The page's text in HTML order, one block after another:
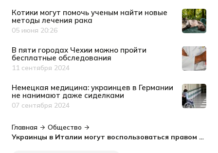
Котики могут помочь ученым найти новые
методы лечения рака
Дата публикации
05 июня 20:26
В пяти городах Чехии можно пройти
бесплатные обследования
Дата публикации
11 сентября 2024
Немецкая медицина: украинцев в Германии
не нанимают даже сиделками
Дата публикации
07 сентября 2024
Главная
Общество
Украинцы в Италии могут воспользоваться правом на ускоренный прием у врача: простой лайфхак